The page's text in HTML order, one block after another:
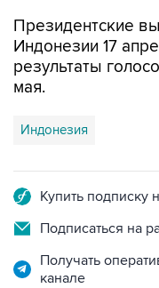
Президентские
Индонезии 17
результаты
мая.
Индонезия
Купить подписку
Подписаться на
Получать
канале